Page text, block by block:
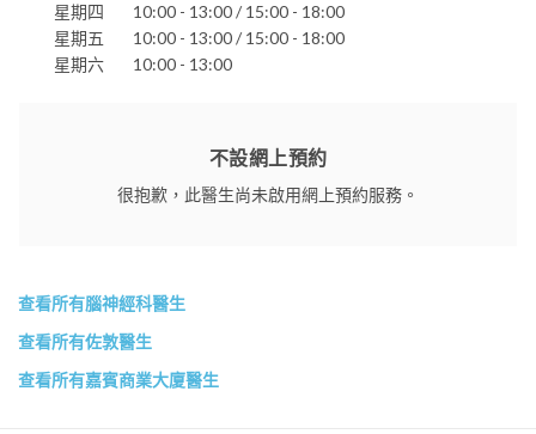
星期四
10:00 - 13:00 / 15:00 - 18:00
星期五
10:00 - 13:00 / 15:00 - 18:00
星期六
10:00 - 13:00
不設網上預約
很抱歉，此醫生尚未啟用網上預約服務。
查看所有腦神經科醫生
查看所有佐敦醫生
查看所有嘉賓商業大廈醫生